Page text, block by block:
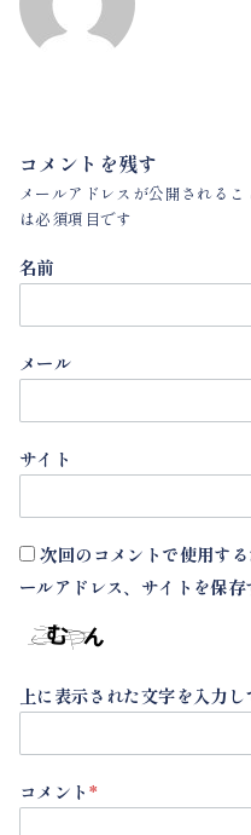
コメントを残す
メールアドレスが公開されるこ
は必須項目です
名前
メール
サイト
次回のコメントで使用す
ールアドレス、サイトを保存
上に表示された文字を入力し
コメント*